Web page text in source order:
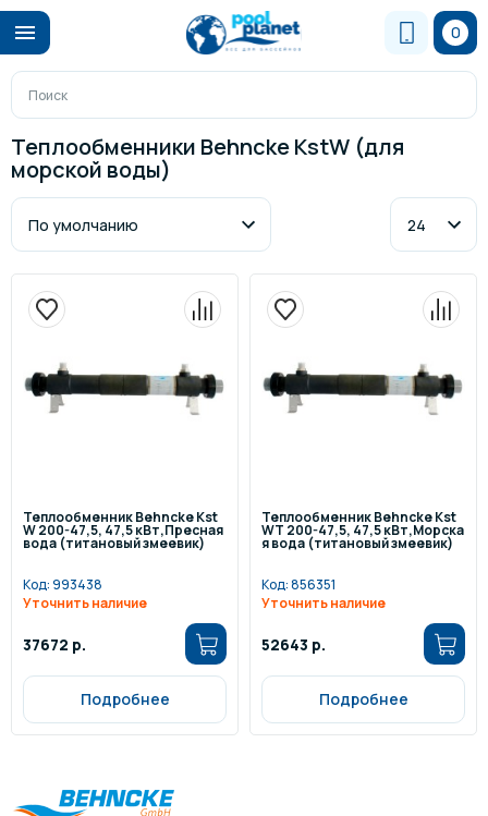
0
Теплообменники Behncke KstW (для
морской воды)
Теплообменник Behncke Kst
W 200-47,5, 47,5 кВт,Пресная
вода (титановый змеевик)
Код:993438
Уточнить наличие
37672 р.
Подробнее
Теплообменник Behncke Kst
WT 200-47,5, 47,5 кВт,Морска
я вода (титановый змеевик)
Код:856351
Уточнить наличие
52643 р.
Подробнее